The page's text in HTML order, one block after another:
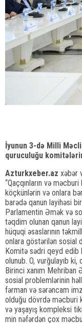
İyunun 3-də Milli
quruculuğu
Azturkxeber.az xəbər
“Qaçqınların və
köçkünlərin və onlara
barədə qanun layihəsi
Parlamentin Əmək və
təqdim olunan qanun
hüquqi əsaslarının
onlara göstərilən sosial
Komitə sədri qeyd edib
olunub. O, vurğulayıb
Birinci xanım Mehriban
sosial problemlərinin
fərman və sərəncam
olduğu dövrdə məcburi
və yaşayış kompleksi
min nəfərdən çox